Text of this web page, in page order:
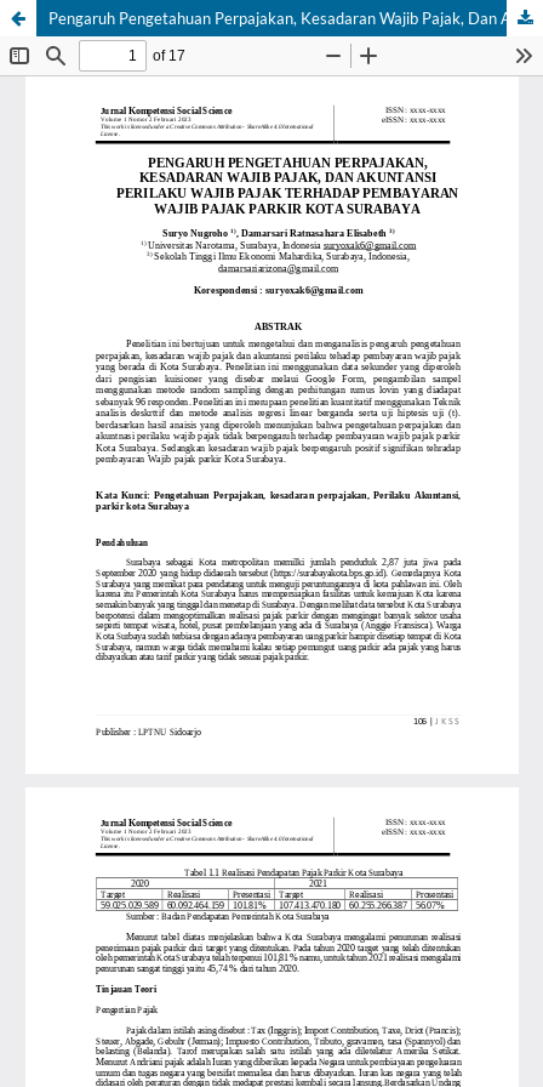
Pengaruh Pengetahuan Perpajakan, Kesadaran Wajib Pajak, Dan Akuntansi Perilaku Wajib Pajak Terhadap Pembayaran Wajib Pajak Parkir Kota Surabaya